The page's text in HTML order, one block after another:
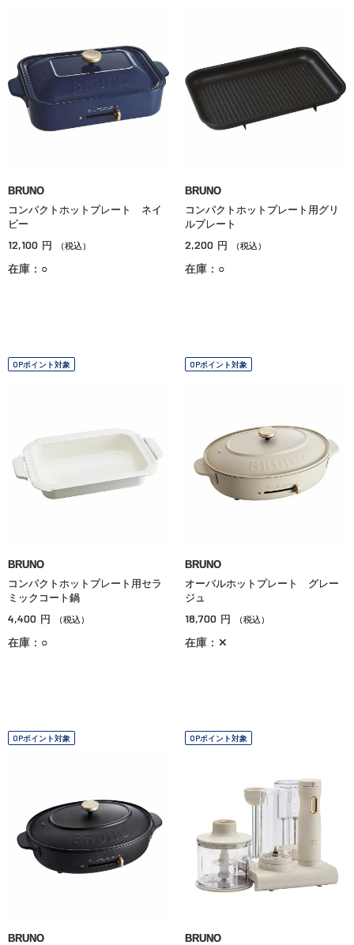
BRUNO
コンパクトホットプレート ネイ
ビー
12,100 円 （税込）
在庫：○
BRUNO
コンパクトホットプレート用グリ
ルプレート
2,200 円 （税込）
在庫：○
OPポイント対象
BRUNO
コンパクトホットプレート用セラ
ミックコート鍋
4,400 円 （税込）
在庫：○
OPポイント対象
BRUNO
オーバルホットプレート グレー
ジュ
18,700 円 （税込）
在庫：✕
OPポイント対象
BRUNO
OPポイント対象
BRUNO